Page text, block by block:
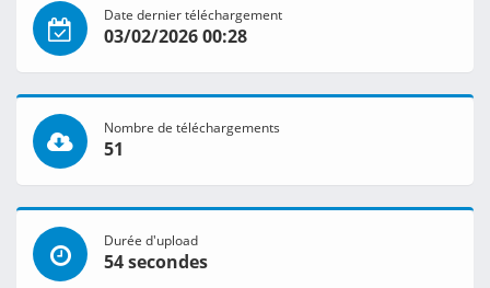
Date dernier téléchargement
03/02/2026 00:28
Nombre de téléchargements
51
Durée d'upload
54 secondes